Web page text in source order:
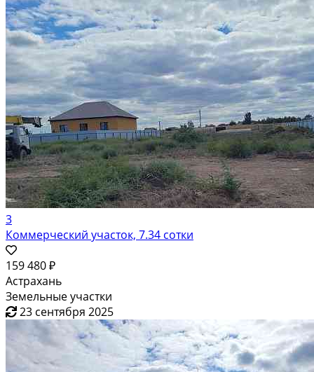
3
Коммерческий участок, 7.34 сотки
159 480 ₽
Астрахань
Земельные участки
23 сентября 2025